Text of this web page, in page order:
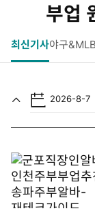
부업
최신기사야구&MLB
2026-8-7